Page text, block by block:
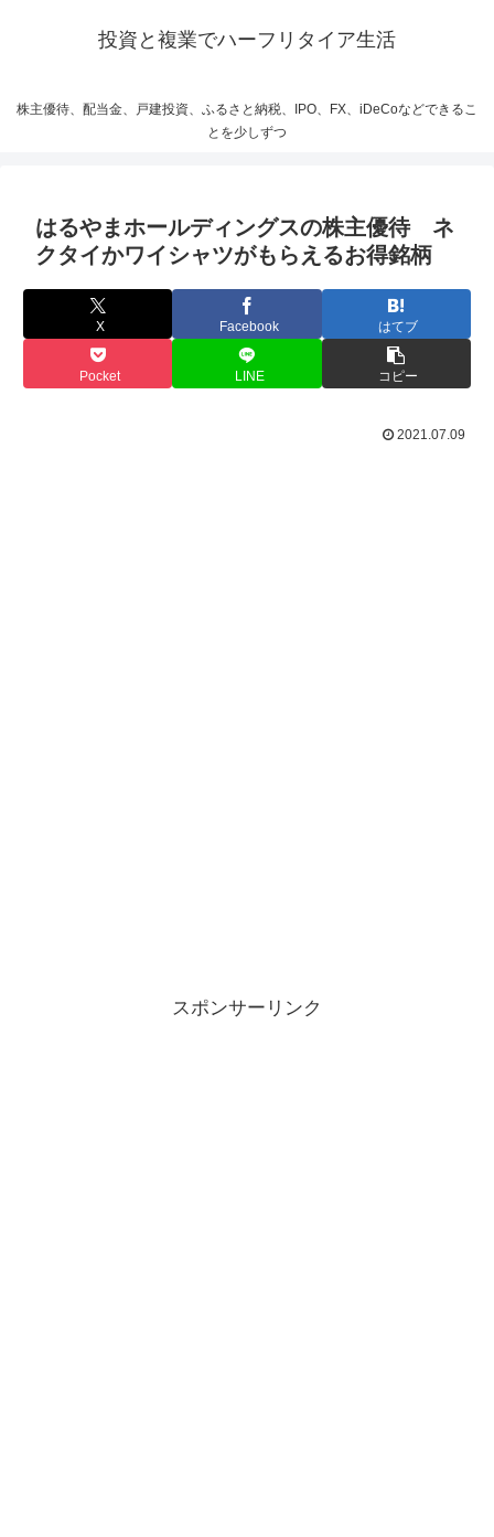
投資と複業でハーフリタイア生活
株主優待、配当金、戸建投資、ふるさと納税、IPO、FX、iDeCoなどできるこ
とを少しずつ
はるやまホールディングスの株主優待 ネ
クタイかワイシャツがもらえるお得銘柄
X Facebook はてブ
Pocket LINE コピー
2021.07.09
スポンサーリンク